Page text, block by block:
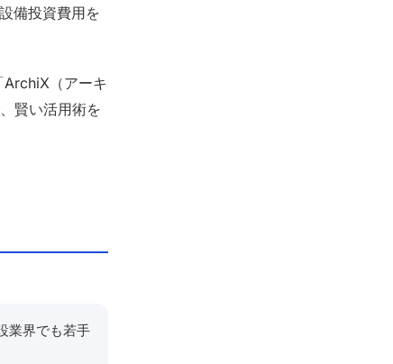
備投資費用を
ArchiX（アーキ
賢い活用術を
業界でも若手